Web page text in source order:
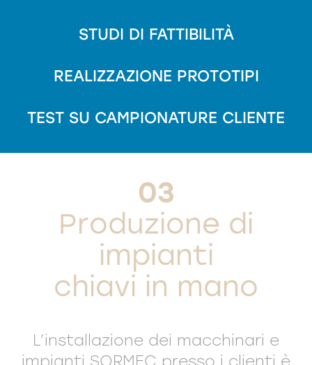
STUDI DI FATTIBILITÀ
REALIZZAZIONE PROTOTIPI
TEST SU CAMPIONATURE CLIENTE
03
Produzione di
impianti
chiavi in mano
L’installazione dei macchinari e
impianti SORMEC presso i clienti è